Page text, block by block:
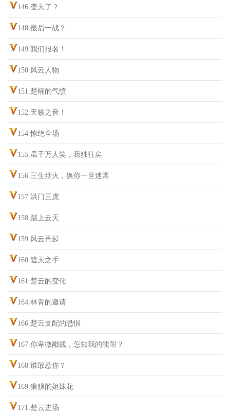
146.变天了？
148.最后一战？
149.我们报名！
150.风云人物
151.楚楠的气愤
152.天籁之音！
154.惊绝全场
155.虽千万人笑，我独往矣
156.三生烟火，换你一世迷离
157.洪门三虎
158.踏上云天
159.风云再起
160.遮天之手
161.楚云的变化
164.林青的邀请
166.楚云支配的恐惧
167.你卑微鄙贱，怎知我的能耐？
168.谁敢惹你？
169.狼狈的姐妹花
171.楚云进场